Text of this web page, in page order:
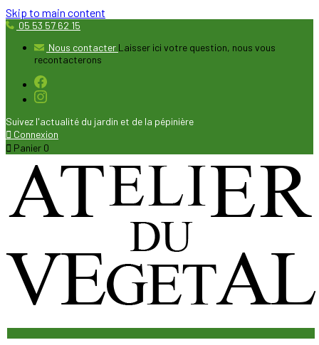
Skip to main content
05 53 57 62 15
Nous contacter Laisser ici votre question, nous vous
recontacterons
Suivez l'actualité du jardin et de la pépinière
 Connexion
 Panier 0